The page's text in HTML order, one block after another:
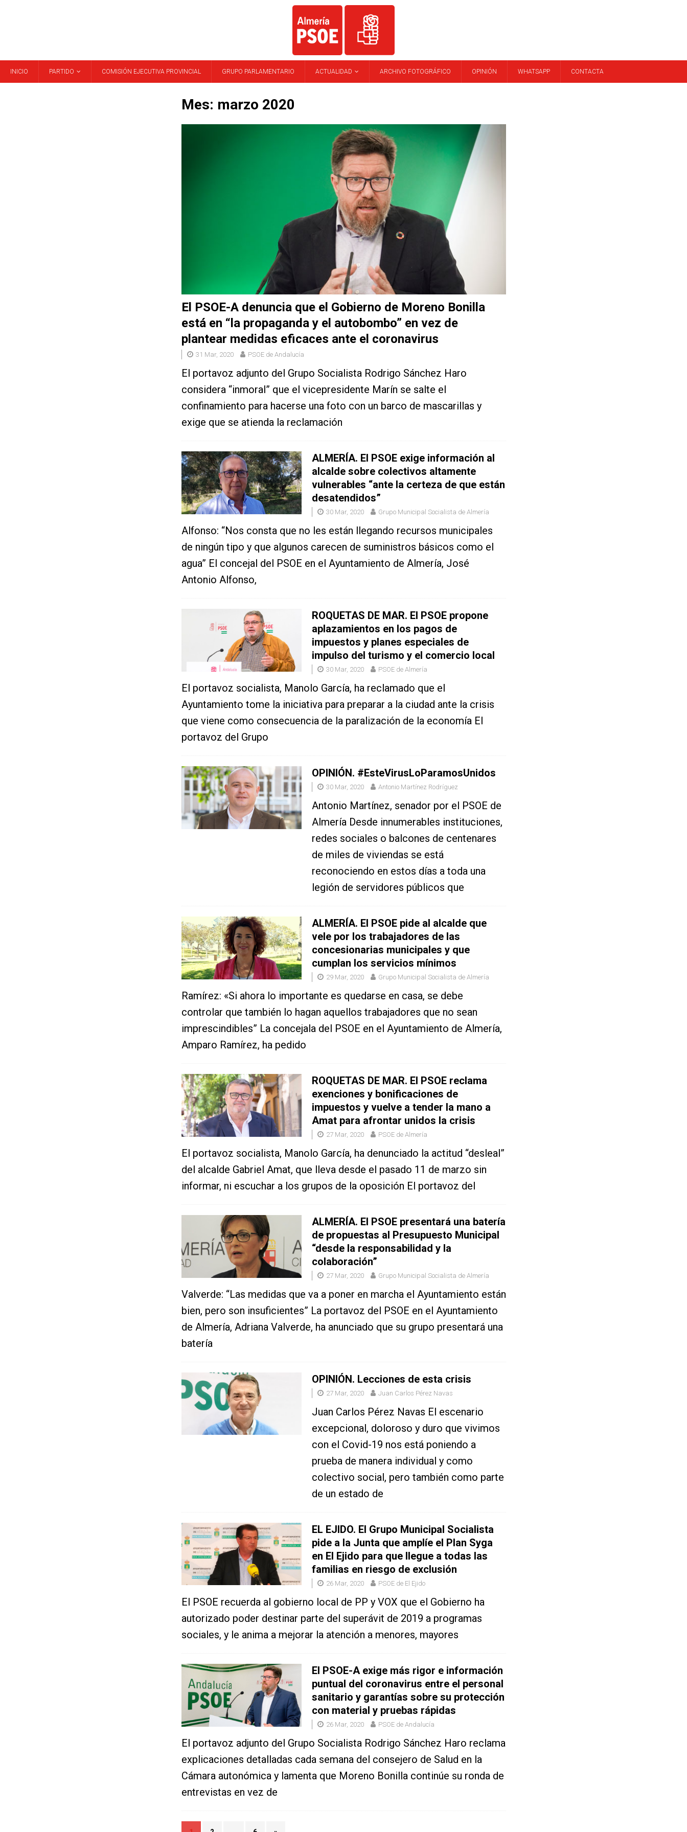
INICIO PARTIDO COMISIÓN EJECUTIVA PROVINCIAL GRUPO PARLAMENTARIO ACTUALIDAD ARCHIVO FOTOGRÁFICO OPINIÓN WHATSAPP CONTACTA
Mes: marzo 2020
El PSOE-A denuncia que el Gobierno de Moreno Bonilla
está en “la propaganda y el autobombo” en vez de
plantear medidas eficaces ante el coronavirus
31 Mar, 2020 PSOE de Andalucía
El portavoz adjunto del Grupo Socialista Rodrigo Sánchez Haro
considera “inmoral” que el vicepresidente Marín se salte el
confinamiento para hacerse una foto con un barco de mascarillas y
exige que se atienda la reclamación
ALMERÍA. El PSOE exige información al
alcalde sobre colectivos altamente
vulnerables “ante la certeza de que están
desatendidos”
30 Mar, 2020 Grupo Municipal Socialista de Almería
Alfonso: “Nos consta que no les están llegando recursos municipales
de ningún tipo y que algunos carecen de suministros básicos como el
agua” El concejal del PSOE en el Ayuntamiento de Almería, José
Antonio Alfonso,
ROQUETAS DE MAR. El PSOE propone
aplazamientos en los pagos de
impuestos y planes especiales de
impulso del turismo y el comercio local
30 Mar, 2020 PSOE de Almería
El portavoz socialista, Manolo García, ha reclamado que el
Ayuntamiento tome la iniciativa para preparar a la ciudad ante la crisis
que viene como consecuencia de la paralización de la economía El
portavoz del Grupo
OPINIÓN. #EsteVirusLoParamosUnidos
30 Mar, 2020 Antonio Martínez Rodríguez
Antonio Martínez, senador por el PSOE de
Almería Desde innumerables instituciones,
redes sociales o balcones de centenares
de miles de viviendas se está
reconociendo en estos días a toda una
legión de servidores públicos que
ALMERÍA. El PSOE pide al alcalde que
vele por los trabajadores de las
concesionarias municipales y que
cumplan los servicios mínimos
29 Mar, 2020 Grupo Municipal Socialista de Almería
Ramírez: «Si ahora lo importante es quedarse en casa, se debe
controlar que también lo hagan aquellos trabajadores que no sean
imprescindibles” La concejala del PSOE en el Ayuntamiento de Almería,
Amparo Ramírez, ha pedido
ROQUETAS DE MAR. El PSOE reclama
exenciones y bonificaciones de
impuestos y vuelve a tender la mano a
Amat para afrontar unidos la crisis
27 Mar, 2020 PSOE de Almería
El portavoz socialista, Manolo García, ha denunciado la actitud “desleal”
del alcalde Gabriel Amat, que lleva desde el pasado 11 de marzo sin
informar, ni escuchar a los grupos de la oposición El portavoz del
ALMERÍA. El PSOE presentará una batería
de propuestas al Presupuesto Municipal
“desde la responsabilidad y la
colaboración”
27 Mar, 2020 Grupo Municipal Socialista de Almería
Valverde: “Las medidas que va a poner en marcha el Ayuntamiento están
bien, pero son insuficientes” La portavoz del PSOE en el Ayuntamiento
de Almería, Adriana Valverde, ha anunciado que su grupo presentará una
batería
OPINIÓN. Lecciones de esta crisis
27 Mar, 2020 Juan Carlos Pérez Navas
Juan Carlos Pérez Navas El escenario
excepcional, doloroso y duro que vivimos
con el Covid-19 nos está poniendo a
prueba de manera individual y como
colectivo social, pero también como parte
de un estado de
EL EJIDO. El Grupo Municipal Socialista
pide a la Junta que amplíe el Plan Syga
en El Ejido para que llegue a todas las
familias en riesgo de exclusión
26 Mar, 2020 PSOE de El Ejido
El PSOE recuerda al gobierno local de PP y VOX que el Gobierno ha
autorizado poder destinar parte del superávit de 2019 a programas
sociales, y le anima a mejorar la atención a menores, mayores
El PSOE-A exige más rigor e información
puntual del coronavirus entre el personal
sanitario y garantías sobre su protección
con material y pruebas rápidas
26 Mar, 2020 PSOE de Andalucía
El portavoz adjunto del Grupo Socialista Rodrigo Sánchez Haro reclama
explicaciones detalladas cada semana del consejero de Salud en la
Cámara autonómica y lamenta que Moreno Bonilla continúe su ronda de
entrevistas en vez de